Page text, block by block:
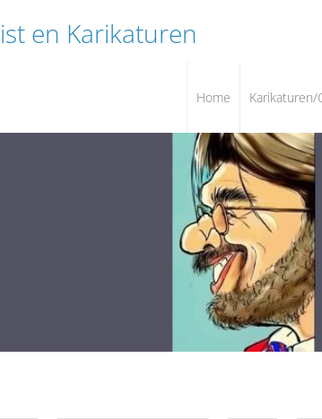
en Karikaturen
Home Karikaturen/